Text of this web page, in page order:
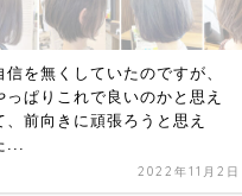
ッドスパはとにかく気持ちよ
、力の強弱も絶妙でとてもす
きりと爽快でした